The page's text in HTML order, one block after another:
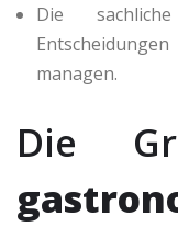
Die
managen.
Die